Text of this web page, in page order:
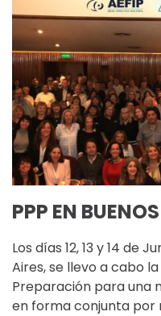
PPP EN
Los días 12, 13 y 14 de
Aires, se llevo a cabo
Preparación para una
en forma conjunta por